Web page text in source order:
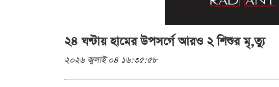
২৪ ঘণ্টায় হামের উপসর্গে আরও ২ শিশুর মৃ,ত্যু
২০২৬ জুলাই ০৪ ১৬:৩৫:৫৮